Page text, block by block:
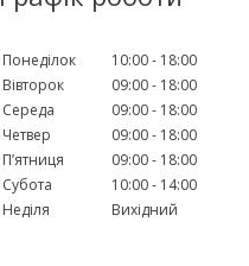
Понеділок 10:00
18:00
Вівторок
09:00
18:00
Середа
09:00
18:00
Четвер
09:00
18:00
Пʼятниця
09:00
18:00
Субота
10:00
14:00
Неділя
Вихідний